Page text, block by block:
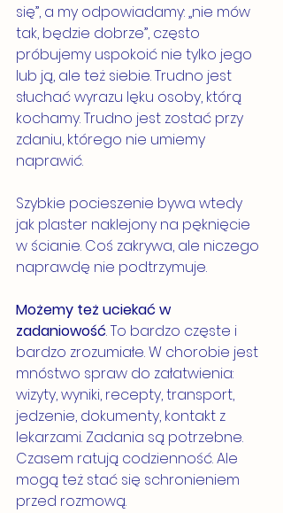
się”, a my odpowiadamy: „nie mów
tak, będzie dobrze”, często
próbujemy uspokoić nie tylko jego
lub ją, ale też siebie. Trudno jest
słuchać wyrazu lęku osoby, którą
kochamy. Trudno jest zostać przy
zdaniu, którego nie umiemy
naprawić.
Szybkie pocieszenie bywa wtedy
jak plaster naklejony na pęknięcie
w ścianie. Coś zakrywa, ale niczego
naprawdę nie podtrzymuje.
Możemy też uciekać w
zadaniowość. To bardzo częste i
bardzo zrozumiałe. W chorobie jest
mnóstwo spraw do załatwienia:
wizyty, wyniki, recepty, transport,
jedzenie, dokumenty, kontakt z
lekarzami. Zadania są potrzebne.
Czasem ratują codzienność. Ale
mogą też stać się schronieniem
przed rozmową.